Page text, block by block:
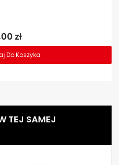
zł
Do Koszyka
TEJ SAMEJ